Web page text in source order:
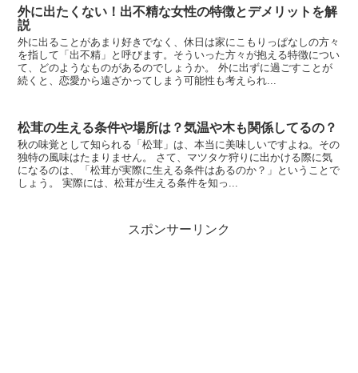
外に出たくない！出不精な女性の特徴とデメリットを解
説
外に出ることがあまり好きでなく、休日は家にこもりっぱなしの方々
を指して「出不精」と呼びます。そういった方々が抱える特徴につい
て、どのようなものがあるのでしょうか。 外に出ずに過ごすことが
続くと、恋愛から遠ざかってしまう可能性も考えられ...
松茸の生える条件や場所は？気温や木も関係してるの？
秋の味覚として知られる「松茸」は、本当に美味しいですよね。その
独特の風味はたまりません。 さて、マツタケ狩りに出かける際に気
になるのは、「松茸が実際に生える条件はあるのか？」ということで
しょう。 実際には、松茸が生える条件を知っ...
スポンサーリンク